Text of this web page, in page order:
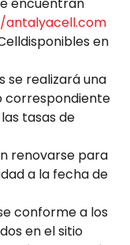
disponibles en
se realizará una
correspondiente
tasas de
renovarse para
a la fecha de
conforme a los
en el sitio